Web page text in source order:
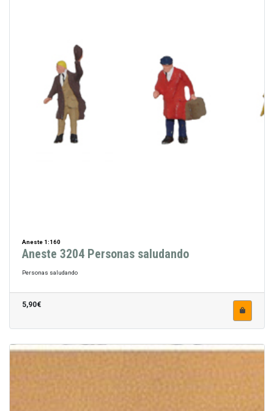
Aneste 1:160
Aneste 3204 Personas saludando
Personas saludando
5,90€